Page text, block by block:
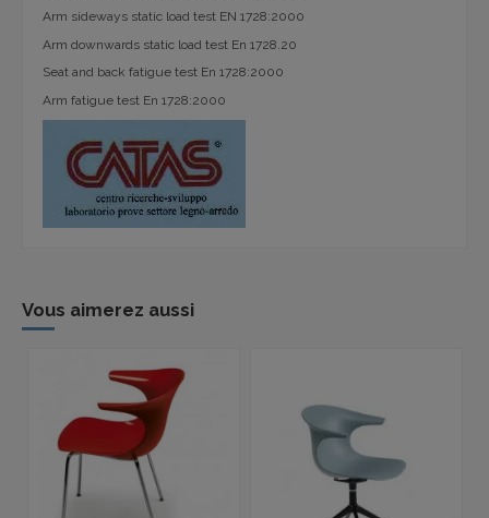
Arm sideways static load test EN 1728:2000
Arm downwards static load test En 1728.20
Seat and back fatigue test En 1728:2000
Arm fatigue test En 1728:2000
Vous aimerez aussi